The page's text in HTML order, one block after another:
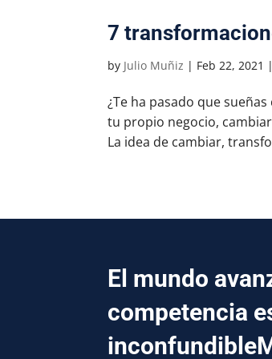
7
by Julio Muñiz | Feb 22, 2021
¿Te ha pasado que
tu propio negocio,
La idea de cambiar,
El mundo
competencia